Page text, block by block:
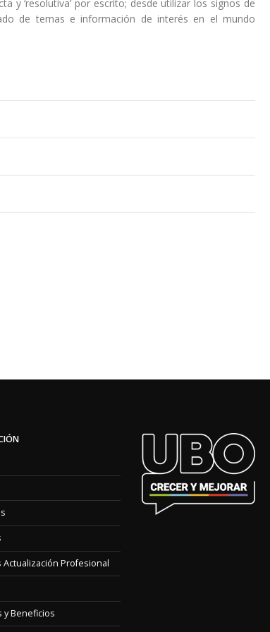
y ‘resolutiva’ por escrito; desde utilizar los signos de
de temas e información de interés en el mundo
Actualización Profesional
y Beneficios